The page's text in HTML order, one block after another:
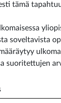
tämä
soveltavista
suoritettujen